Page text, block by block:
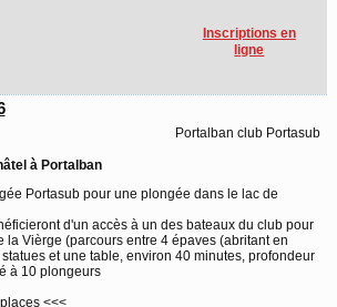
Inscriptions en
ligne
Portalban club Portasub
à Portalban
Portasub pour une plongée dans le lac de
d'un accès à un des bateaux du club pour
la Vièrge (parcours entre 4 épaves (abritant en
et une table, environ 40 minutes, profondeur
à 10 plongeurs
<<<